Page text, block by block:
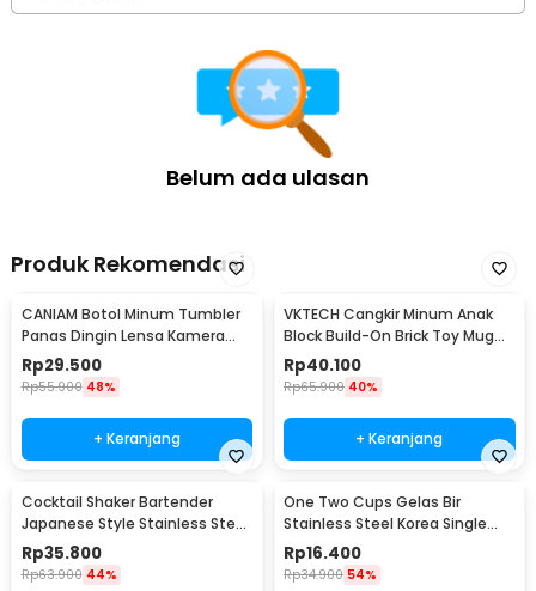
Belum ada ulasan
Produk Rekomendasi
CANIAM Botol Minum Tumbler
Panas Dingin Lensa Kamera
24-105mm 400ml
Rp29.500
Rp55.900 48%
+ Keranjang
VKTECH Cangkir Minum Anak
Block Build-On Brick Toy Mug
350ml - 936SN
Rp40.100
Rp65.900 40%
+ Keranjang
Cocktail Shaker Bartender
Japanese Style Stainless Steel
200ml
Rp35.800
Rp63.900 44%
One Two Cups Gelas Bir
Stainless Steel Korea Single
Wall Glass 180ml - J070
Rp16.400
Rp34.900 54%